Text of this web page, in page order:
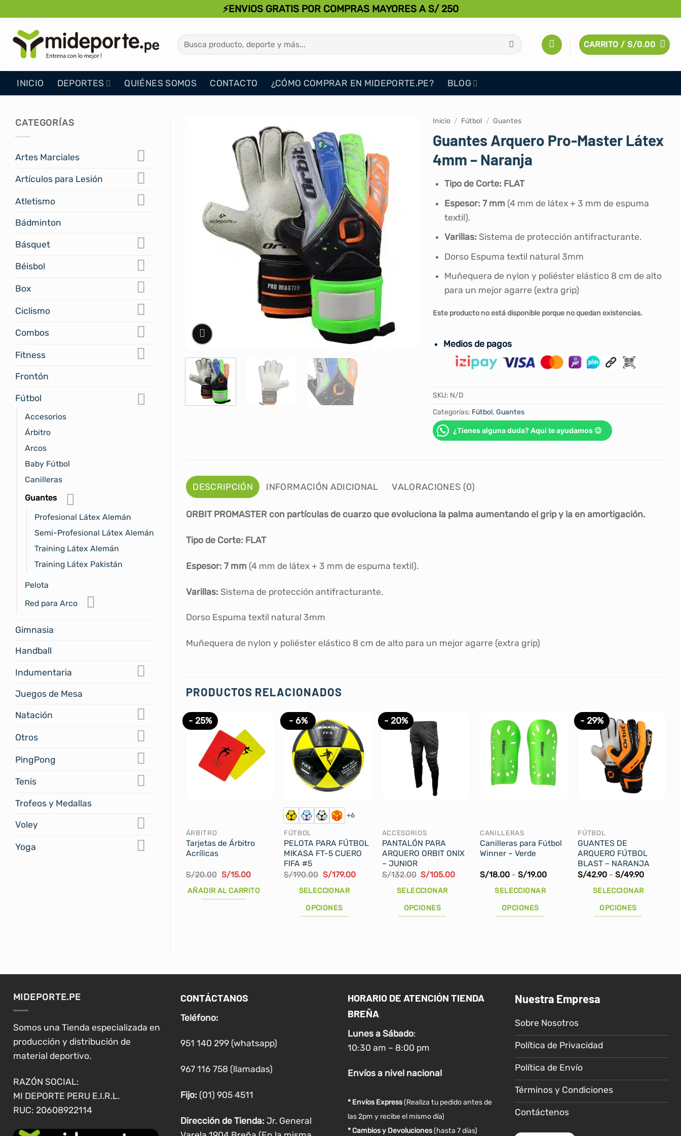
al
contenido
⚡ENVIOS GRATIS POR COMPRAS MAYORES A S/ 250
Buscar
por:
CARRITO /S/0.00
INICIO DEPORTES QUIÉNES SOMOS CONTACTO ¿CÓMO COMPRAR EN MIDEPORTE.PE? BLOG
CATEGORÍAS
Artes Marciales
Artículos para Lesión
Atletismo
Bádminton
Básquet
Béisbol
Box
Ciclismo
Combos
Fitness
Frontón
Fútbol
Accesorios
Árbitro
Arcos
Baby Fútbol
Canilleras
Guantes
Profesional Látex Alemán
Semi-Profesional Látex Alemán
Training Látex Alemán
Training Látex Pakistán
Pelota
Red para Arco
Gimnasia
Handball
Indumentaria
Juegos de Mesa
Natación
Otros
PingPong
Tenis
Trofeos y Medallas
Voley
Yoga
Inicio / Fútbol / Guantes
Guantes Arquero Pro-Master Látex
4mm – Naranja
Tipo de Corte: FLAT
Espesor: 7 mm (4 mm de látex + 3 mm de espuma
textil).
Varillas: Sistema de protección antifracturante.
Dorso Espuma textil natural 3mm
Muñequera de nylon y poliéster elástico 8 cm de alto
para un mejor agarre (extra grip)
Este producto no está disponible porque no quedan existencias.
Medios de pagos
SKU: N/D
Categorías: Fútbol, Guantes
¿Tienes alguna duda? Aquí te ayudamos 😉
DESCRIPCIÓN INFORMACIÓN ADICIONAL VALORACIONES (0)
ORBIT PROMASTER con partículas de cuarzo que evoluciona la palma aumentando el grip y la en amortigación.
Tipo de Corte: FLAT
Espesor: 7 mm (4 mm de látex + 3 mm de espuma textil).
Varillas: Sistema de protección antifracturante.
Dorso Espuma textil natural 3mm
Muñequera de nylon y poliéster elástico 8 cm de alto para un mejor agarre (extra grip)
PRODUCTOS RELACIONADOS
- 25%
ÁRBITRO
Tarjetas de Árbitro
Acrílicas
S/20.00 El
precio
original
era:
S/15.00El
actual
AÑADIR AL CARRITO
- 6%
+6
FÚTBOL
PELOTA PARA FÚTBOL
MIKASA FT-5 CUERO
FIFA #5
S/190.00 El
precio
original
S/190.00.
S/179.00El
SELECCIONAR
OPCIONES
variantes.
- 20%
ACCESORIOS
PANTALÓN PARA
ARQUERO ORBIT ONIX
– JUNIOR
S/132.00 El
precio
original
S/132.00.
S/105.00El
SELECCIONAR
OPCIONES
variantes.
opciones
elegir
en
página
producto
CANILLERAS
Canilleras para Fútbol
Winner – Verde
S/18.00 - S/19.00Rango
SELECCIONAR
OPCIONES
variantes.
opciones
producto
- 29%
FÚTBOL
GUANTES DE
ARQUERO FÚTBOL
BLAST – NARANJA
S/42.90 - S/49.90Rango
SELECCIONAR
OPCIONES
variantes.
opciones
pueden
elegir
en
la
de
producto
MIDEPORTE.PE
Somos una Tienda especializada en
producción y distribución de
material deportivo.
RAZÓN SOCIAL:
MI DEPORTE PERU E.I.R.L.
RUC: 20608922114
CONTÁCTANOS
Teléfono:
951 140 299 (whatsapp)
967 116 758 (llamadas)
Fijo: (01) 905 4511
Dirección de Tienda: Jr. General
HORARIO DE ATENCIÓN TIENDA
BREÑA
Lunes a Sábado:
10:30 am – 8:00 pm
Envíosa nivel nacional
* Envíos Express(Realiza tu pedido antes de
las 2pm y recibe el mismo día)
* Cambios y Devoluciones (hasta 7 días)
Nuestra Empresa
Sobre Nosotros
Política de Privacidad
Política de Envío
Términos y Condiciones
Contáctenos